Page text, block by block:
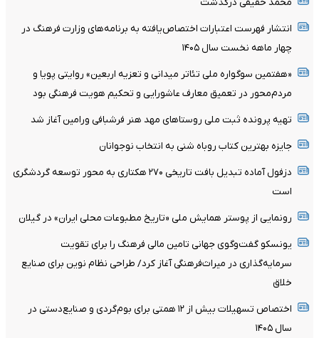
انتشار فهرست اعتبارات اختصاص‌یافته به برنامه‌های وزارت فرهنگ در
چهار ماهه نخست سال ۱۴۰۵
«هفتمین سوگواره ملی تئاتر میدانی و تعزیه اربعین» روایتی پویا و
مردم‌محور در تعمیق معارف عاشورایی و تحکیم هویت فرهنگی بود
تهیه پرونده ثبت ملی روستاهای مهد هنر فرشبافی ورامین آغاز شد
جایزه بهترین کتاب روباه شنی به انتخاب نوجوانان
دزفول آماده تبدیل بافت تاریخی ۲۷۰ هکتاری به محور توسعه گردشگری
است
رونمایی از پوستر همایش ملی «تاریخ مطبوعات محلی ایران» در گیلان
یونسکو گفت‌وگوی جهانی تامین مالی فرهنگ را برای تقویت
سرمایه‌گذاری در میراث‌فرهنگی آغاز کرد/ طراحی نظام نوین برای صنایع
خلاق
اختصاص تسهیلات بیش از ۱۲ همتی برای بوم‌گردی و صنایع‌دستی در
سال ۱۴۰۵